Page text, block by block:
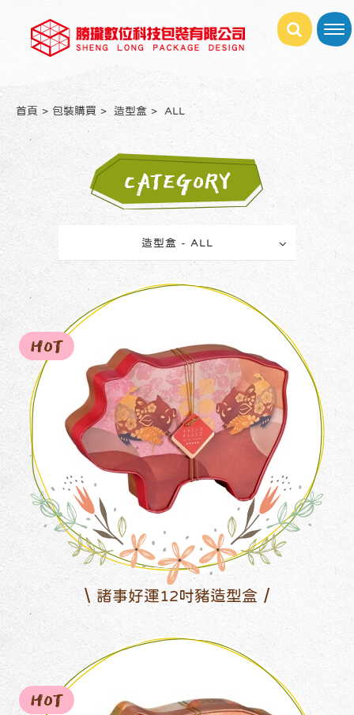
首頁 包裝購買 造型盒 ALL
CATEGORY
造型盒 - ALL
諸事好運12吋豬造型盒
HOT
HOT